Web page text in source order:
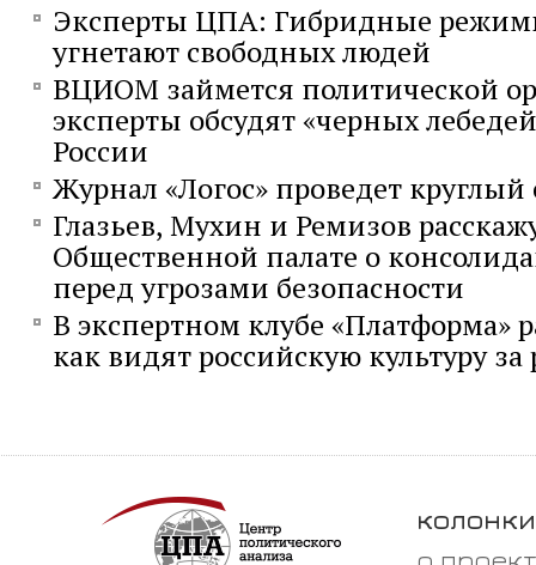
Эксперты ЦПА: Гибридные
угнетают свободных людей
ВЦИОМ займется политической
эксперты обсудят «черных
России
Журнал «Логос» проведет круглый
Глазьев, Мухин и Ремизов
Общественной палате о
перед угрозами безопасности
В экспертном клубе «Платформа»
как видят российскую культуру
колонки